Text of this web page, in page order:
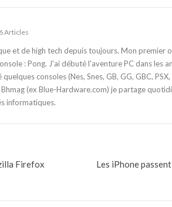
Articles
et de high tech depuis toujours. Mon premier
: Pong. J'ai débuté l'aventure PC dans les
consoles (Nes, Snes, GB, GG, GBC,
(ex Blue-Hardware.com) je partage
informatiques.
Firefox
Les iPhone